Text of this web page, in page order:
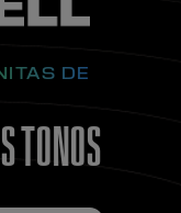
DE
TONOS